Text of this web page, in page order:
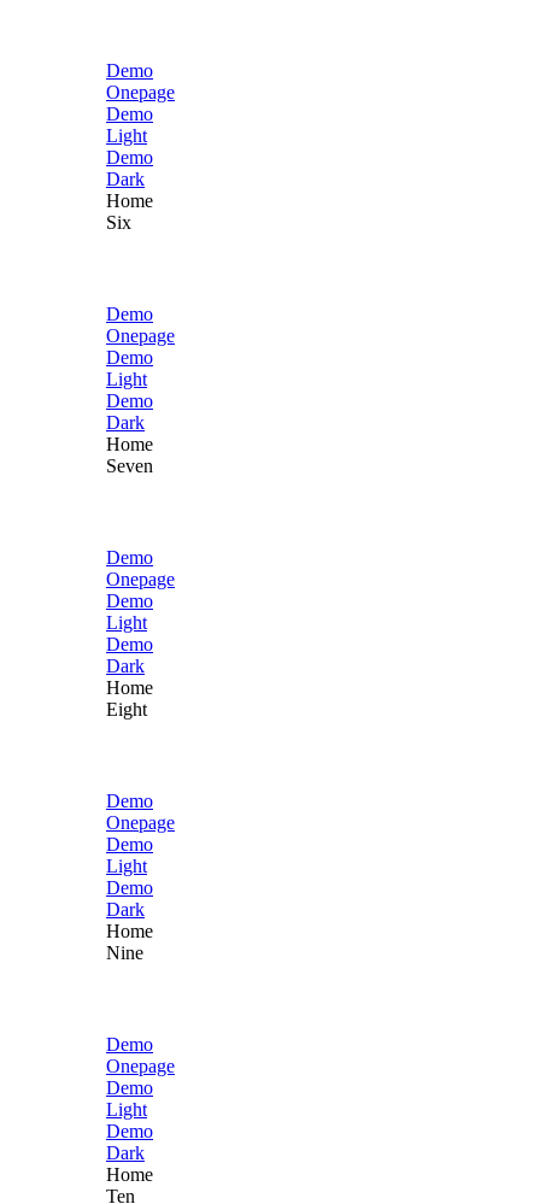
Demo
Onepage
Demo
Light
Demo
Dark
Home
Six
Demo
Onepage
Demo
Light
Demo
Dark
Home
Seven
Demo
Onepage
Demo
Light
Demo
Dark
Home
Eight
Demo
Onepage
Demo
Light
Demo
Dark
Home
Nine
Demo
Onepage
Demo
Light
Demo
Dark
Home
Ten